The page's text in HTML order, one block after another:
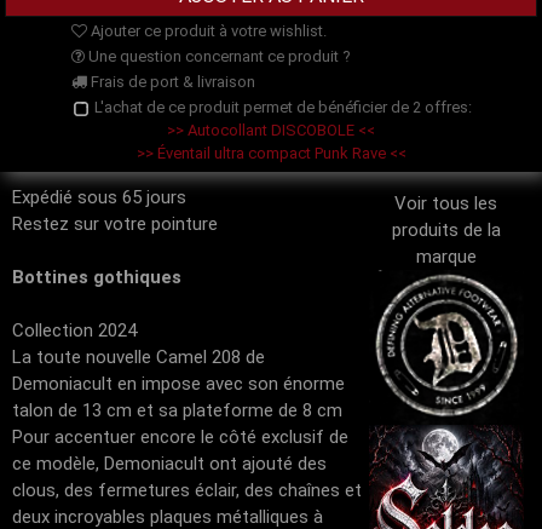
Ajouter ce produit à votre wishlist.
Une question concernant ce produit ?
Frais de port & livraison
L'achat de ce produit permet de bénéficier de 2 offres:
>> Autocollant DISCOBOLE <<
>> Éventail ultra compact Punk Rave <<
Voir tous les
produits de la
marque
Expédié sous 65 jours
Restez sur votre pointure
Bottines gothiques
Collection 2024
La toute nouvelle Camel 208 de
Demoniacult en impose avec son énorme
talon de 13 cm et sa plateforme de 8 cm
Pour accentuer encore le côté exclusif de
ce modèle, Demoniacult ont ajouté des
clous, des fermetures éclair, des chaînes et
deux incroyables plaques métalliques à